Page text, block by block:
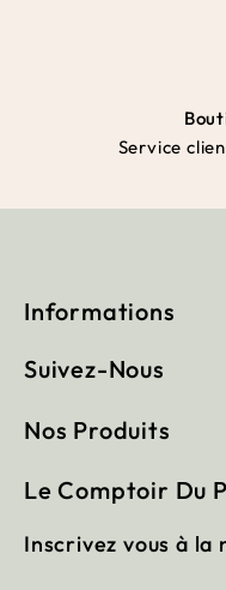
Service
Informations
Suivez-Nous
Nos Produits
Le Comptoir Du
Inscrivez vous à la